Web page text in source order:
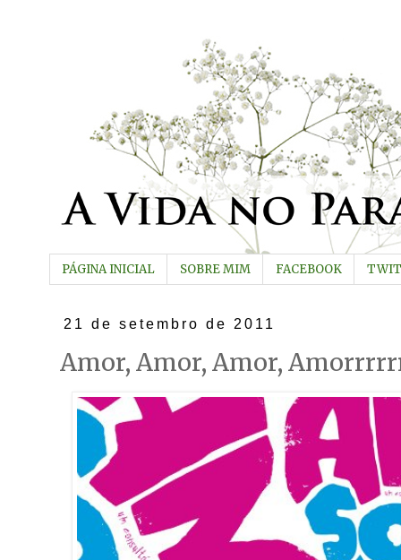
PÁGINA INICIAL SOBRE MIM FACEBOOK
21 de setembro de 2011
Amor, Amor, Amor,